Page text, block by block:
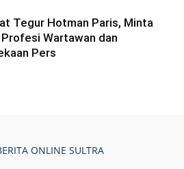
Tegur Hotman Paris, Minta
Wartawan dan
Pers
ONLINE SULTRA